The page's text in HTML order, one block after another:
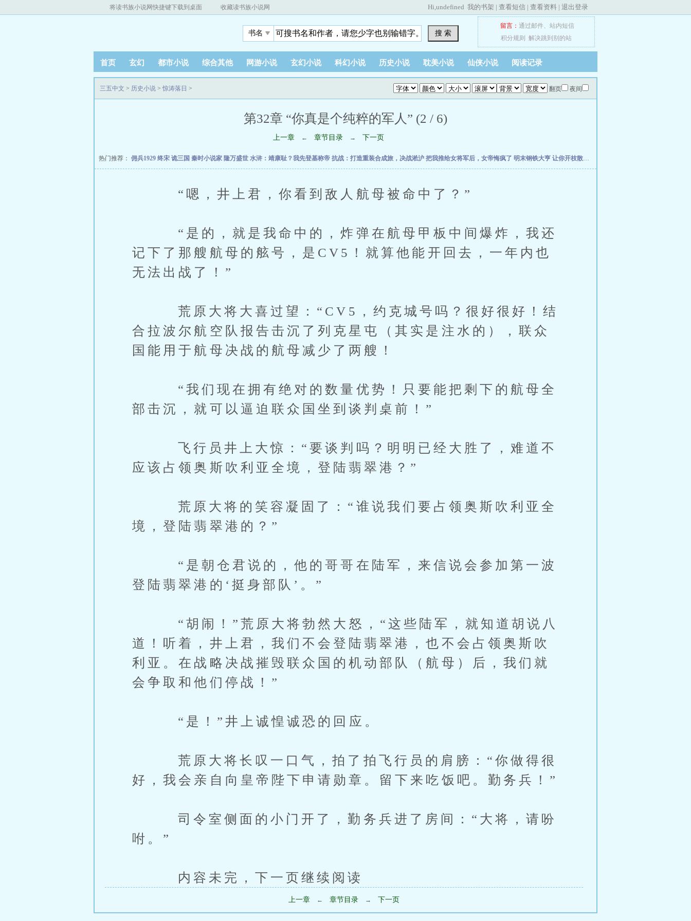
将读书族小说网快捷键下载到桌面 收藏读书族小说网 Hi,undefined 我的书架 | 查看短信 | 查看资料 | 退出登录
书名 搜 索
留言： 通过邮件、 站内短信
积分规则
解决跳到别的站
首页 玄幻 都市小说 综合其他 网游小说 玄幻小说 科幻小说 历史小说 耽美小说 仙侠小说 阅读记录
翻页 夜间
三五中文 > 历史小说 > 惊涛落日 >
第32章 “你真是个纯粹的军人” (2 / 6)
上一章 ← 章节目录 → 下一页
热门推荐： 佣兵1929 终宋 诡三国 秦时小说家 隆万盛世 水浒：靖康耻？我先登基称帝 抗战：打造重装合成旅，决战淞沪 把我推给女将军后，女帝悔疯了 明末钢铁大亨 让你开枝散叶，你带七名罪女造反？
“嗯，井上君，你看到敌人航母被命中了？”
“是的，就是我命中的，炸弹在航母甲板中间爆炸，我还
记下了那艘航母的舷号，是CV5！就算他能开回去，一年内也
无法出战了！”
荒原大将大喜过望：“CV5，约克城号吗？很好很好！结
合拉波尔航空队报告击沉了列克星屯（其实是注水的），联众
国能用于航母决战的航母减少了两艘！
“我们现在拥有绝对的数量优势！只要能把剩下的航母全
部击沉，就可以逼迫联众国坐到谈判桌前！”
飞行员井上大惊：“要谈判吗？明明已经大胜了，难道不
应该占领奥斯吹利亚全境，登陆翡翠港？”
荒原大将的笑容凝固了：“谁说我们要占领奥斯吹利亚全
境，登陆翡翠港的？”
“是朝仓君说的，他的哥哥在陆军，来信说会参加第一波
登陆翡翠港的‘挺身部队’。”
“胡闹！”荒原大将勃然大怒，“这些陆军，就知道胡说八
道！听着，井上君，我们不会登陆翡翠港，也不会占领奥斯吹
利亚。在战略决战摧毁联众国的机动部队（航母）后，我们就
会争取和他们停战！”
“是！”井上诚惶诚恐的回应。
荒原大将长叹一口气，拍了拍飞行员的肩膀：“你做得很
好，我会亲自向皇帝陛下申请勋章。留下来吃饭吧。勤务兵！”
司令室侧面的小门开了，勤务兵进了房间：“大将，请吩
咐。”
内容未完，下一页继续阅读
上一章 ← 章节目录 → 下一页